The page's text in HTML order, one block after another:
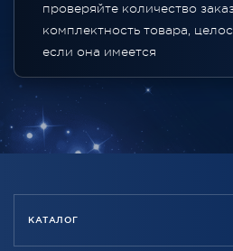
проверяйте количество
комплектность товара,
если она имеется
КАТАЛОГ